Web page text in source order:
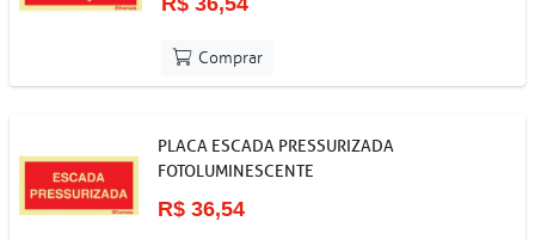
Comprar
PLACA ESCADA PRESSURIZADA
FOTOLUMINESCENTE
R$ 36,54